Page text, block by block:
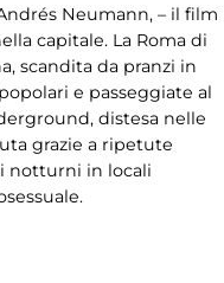
Neumann, – il film
capitale. La Roma di
scandita da pranzi in
e passeggiate al
distesa nelle
grazie a ripetute
notturni in locali